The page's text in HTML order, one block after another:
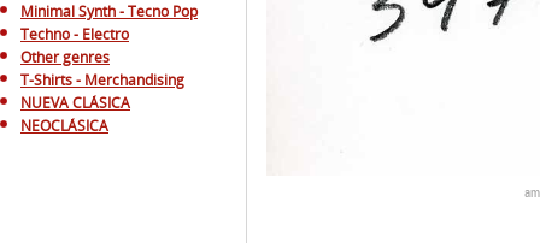
Minimal Synth - Tecno Pop
Techno - Electro
Other genres
T-Shirts - Merchandising
NUEVA CLÁSICA
NEOCLÁSICA